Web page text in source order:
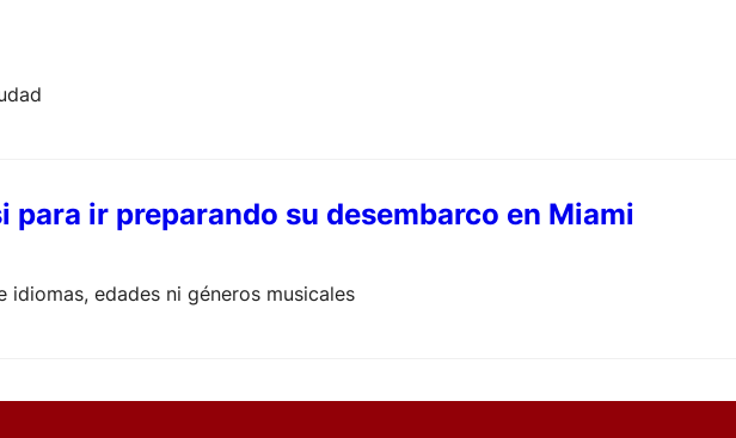
ir preparando su desembarco en Miami
edades ni géneros musicales